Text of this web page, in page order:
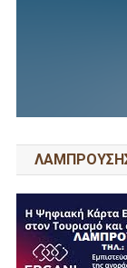
ΛΑΜΠΡΟΥΣΗΣ